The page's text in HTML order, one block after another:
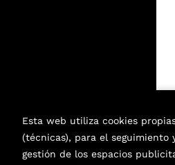
Esta web utiliza cookies
(técnicas), para el
gestión de los espacios